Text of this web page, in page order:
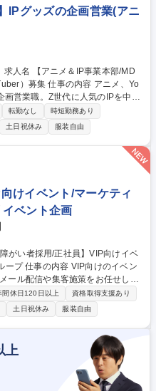
第二新卒可
IPグッズの企画営業(アニ
内容 アニメ、Yo
営業職。Z世代に人気のIPを中心
アパレルコラボまで、ファンのニ
な業務】 IPを
グッズやイベントの開発・企画を
ロジェクトマネジメント、書き下
容の決定、マーケティング、流通
を持って推進していただきます。
IPグッズの企画営業（アニメ・VT
転勤なし
時短勤務あり
土日祝休み 服装自由
けイベント/マーケティ
ベント企画
のイベン
ール配信や集客施策をお任せしま
ンツを活用しながら、法人流通事
す。 ■社内外の各種イ
トの進行管理 ■イベント当日の運
■関係各所とのコミュニケーショ
きする大型カンファレンス（年数
の業務経験もしくは知識ある方
サイト作成やメール配信、キャン
間休日120日以上
資格取得支援あり
土日祝休み 服装自由
上